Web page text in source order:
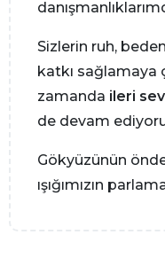
Sizlerin ruh,
katkı sağlamaya
zamanda ileri
de devam
Gökyüzünün
ışığımızın